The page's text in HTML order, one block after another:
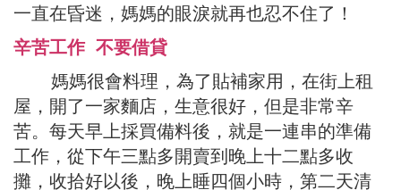
一直在昏迷，媽媽的眼淚就再也忍不住了！
辛苦工作 不要借貸
媽媽很會料理，為了貼補家用，在街上租
屋，開了一家麵店，生意很好，但是非常辛
苦。每天早上採買備料後，就是一連串的準備
工作，從下午三點多開賣到晚上十二點多收
攤，收拾好以後，晚上睡四個小時，第二天清